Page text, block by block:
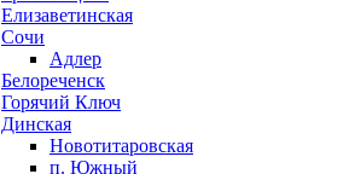
Елизаветинская
Сочи
Адлер
Белореченск
Горячий Ключ
Динская
Новотитаровская
п. Южный